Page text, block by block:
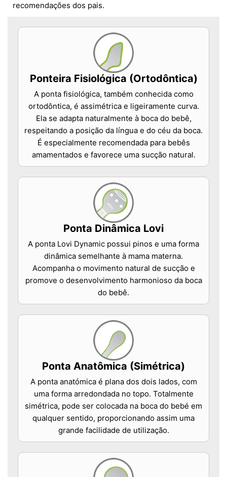
recomendações dos pais.
Ponteira Fisiológica (Ortodôntica)
A ponta fisiológica, também conhecida como
ortodôntica, é assimétrica e ligeiramente curva.
Ela se adapta naturalmente à boca do bebê,
respeitando a posição da língua e do céu da boca.
É especialmente recomendada para bebês
amamentados e favorece uma sucção natural.
Ponta Dinâmica Lovi
A ponta Lovi Dynamic possui pinos e uma forma
dinâmica semelhante à mama materna.
Acompanha o movimento natural de sucção e
promove o desenvolvimento harmonioso da boca
do bebê.
Ponta Anatômica (Simétrica)
A ponta anatómica é plana dos dois lados, com
uma forma arredondada no topo. Totalmente
simétrica, pode ser colocada na boca do bebé em
qualquer sentido, proporcionando assim uma
grande facilidade de utilização.